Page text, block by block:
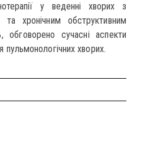
у веденні хворих з
хронічним обструктивним
обговорено сучасні аспекти
пульмонологічних хворих.